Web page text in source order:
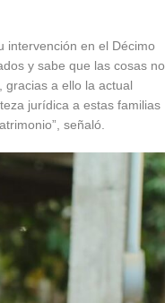
intervención en el Décimo
y sabe que las cosas no
gracias a ello la actual
jurídica a estas familias
señaló.